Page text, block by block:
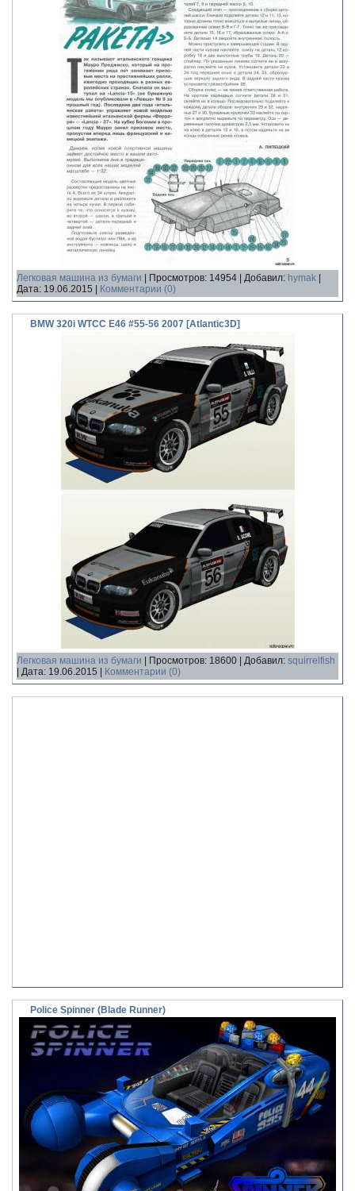
Легковая машина из бумаги Просмотров: 14954 Добавил: hymak
Дата: 19.06.2015 Комментарии (0)
BMW 320i WTCC E46 #55-56 2007 [Atlantic3D]
Легковая машина из бумаги Просмотров: 18600 Добавил: squirrelfish
Дата: 19.06.2015 Комментарии (0)
Police Spinner (Blade Runner)